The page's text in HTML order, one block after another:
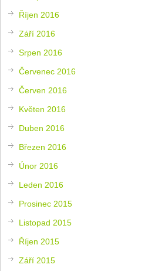
Říjen 2016
Září 2016
Srpen 2016
Červenec 2016
Červen 2016
Květen 2016
Duben 2016
Březen 2016
Únor 2016
Leden 2016
Prosinec 2015
Listopad 2015
Říjen 2015
Září 2015